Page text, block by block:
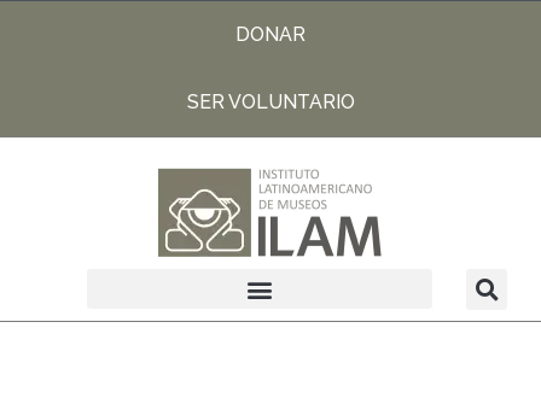
DONAR
SER VOLUNTARIO